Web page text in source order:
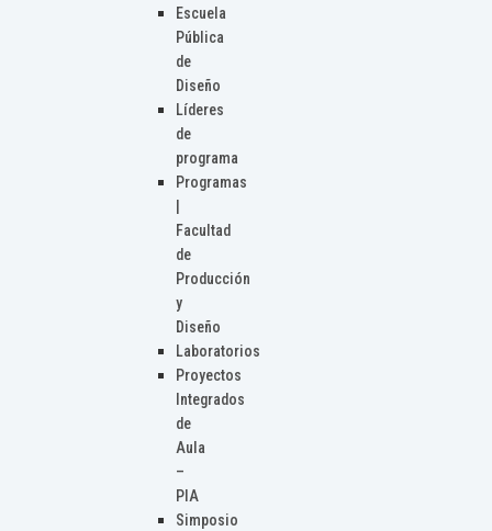
Escuela
Pública
de
Diseño
Líderes
de
programa
Programas
Facultad
de
Producción
y
Diseño
Laboratorios
Proyectos
Integrados
de
Aula
–
PIA
Simposio